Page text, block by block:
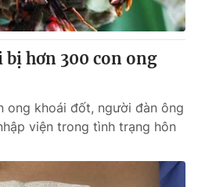
bị hơn 300 con ong
ong khoái đốt, người đàn ông
viện trong tình trạng hôn